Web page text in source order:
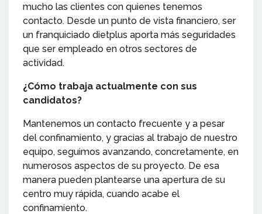
mucho las clientes con quienes tenemos
contacto. Desde un punto de vista financiero, ser
un franquiciado dietplus aporta más seguridades
que ser empleado en otros sectores de
actividad.
¿Cómo trabaja actualmente con sus
candidatos?
Mantenemos un contacto frecuente y a pesar
del confinamiento, y gracias al trabajo de nuestro
equipo, seguimos avanzando, concretamente, en
numerosos aspectos de su proyecto. De esa
manera pueden plantearse una apertura de su
centro muy rápida, cuando acabe el
confinamiento.